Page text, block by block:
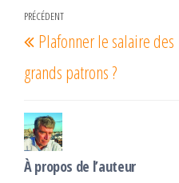
Navigation
de
l’article
Article
précédent
PRÉCÉDENT
Plafonner le salaire des
grands patrons ?
À propos de l’auteur